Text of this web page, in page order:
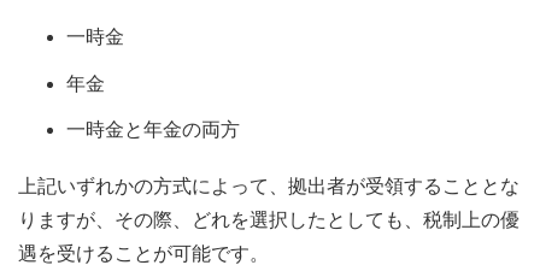
一時金
年金
一時金と年金の両方
上記いずれかの方式によって、拠出者が受領することとな
りますが、その際、どれを選択したとしても、税制上の優
遇を受けることが可能です。